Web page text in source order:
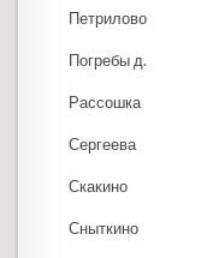
Петрилово
Погребы д.
Рассошка
Сергеева
Скакино
Сныткино